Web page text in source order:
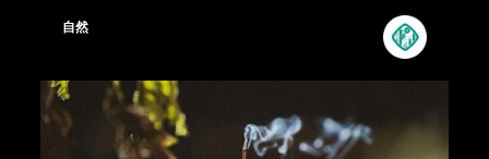
自然